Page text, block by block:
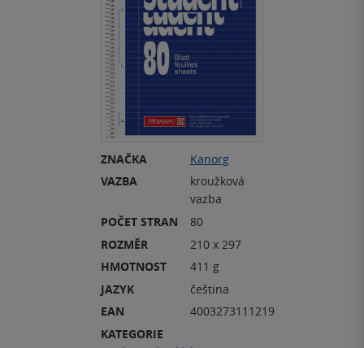
ZNAČKA
Kanorg
VAZBA
kroužková
vazba
POČET STRAN
80
ROZMĚR
210 x 297
HMOTNOST
411 g
JAZYK
čeština
EAN
4003273111219
KATEGORIE